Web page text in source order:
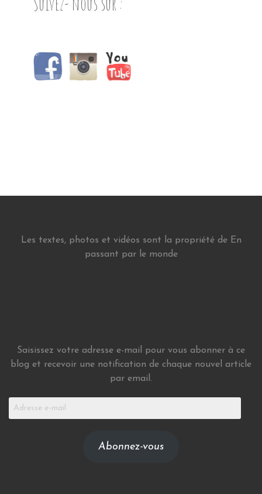
Les textes, photos et vidéos sont la propriété de En
passant par le monde
Saisissez votre adresse e-mail pour vous abonner à ce
blog et recevoir une notification de chaque nouvel article
par email.
Adresse
Abonnez-vous